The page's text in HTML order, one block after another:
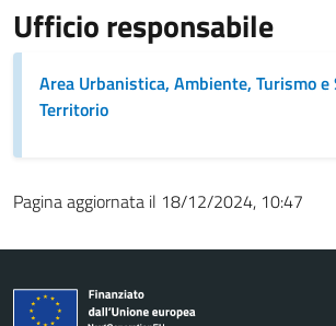
Ufficio responsabile
Area Urbanistica, Ambiente, Turismo e
Territorio
Pagina aggiornata il 18/12/2024, 10:47